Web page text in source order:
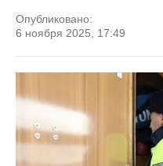
Опубликовано:
6 ноября 2025, 17:49